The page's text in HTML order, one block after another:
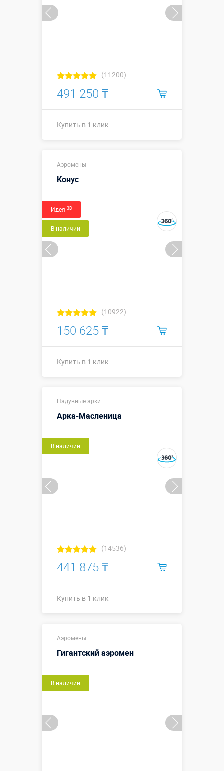
(11200)
491 250 ₸
Купить в 1 клик
Больше деталей →
Аэромены
Конус
Идея 3D
В наличии
(10922)
150 625 ₸
Купить в 1 клик
Высота, метры:
Больше деталей →
Надувные арки
Арка-Масленица
В наличии
(14536)
441 875 ₸
Купить в 1 клик
Аэромены
Гигантский аэромен
В наличии